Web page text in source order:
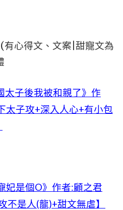
有心得文、文案|甜寵文為
太子後我被和親了》作
太子攻+深入人心+有小包
妃是個O》作者:顧之君
不是人(龍)+甜文無虐】